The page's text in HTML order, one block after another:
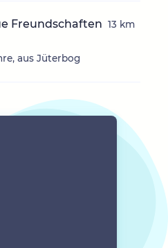
Freundschaften
aus Jüterbog
13 km